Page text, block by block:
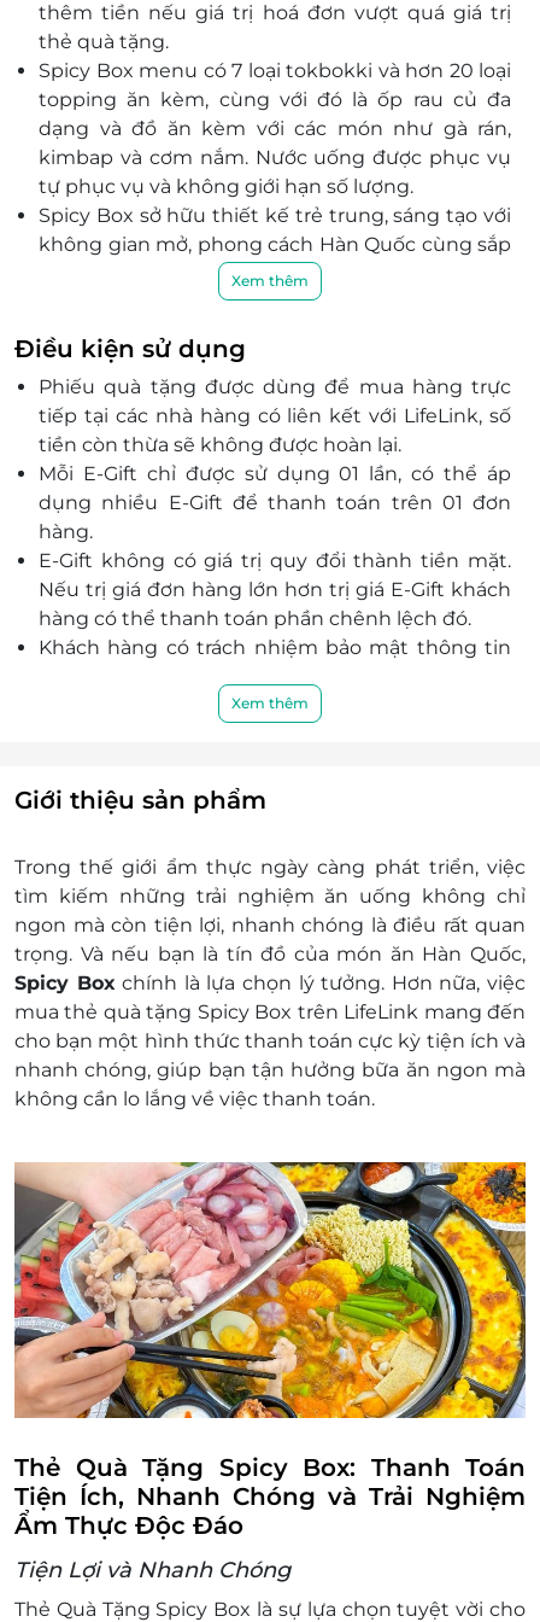
Đồng Tháp
L1-02 Lầu 1, Số 1 Đường Ngô Thời Nhậm, Phường Cao
Lãnh, Đồng Tháp
Hậu Giang
Lầu 3, TTTM Vincom Plaza Hậu Giang, 1 đường 3/2,
Phường 5, Vị Thanh, Hậu Giang
Hồ Chí Minh
L3-07 Tầng 3 TTTM DV - Siêu Thị, Số 385 Phan Huy
Tầng hầm B1, Khu cao ốc văn phòng - thương mại -
dịch vụ tại lô 5.5, số 8-10 đường Mai Chí Thọ, Phường
An Khánh, Hồ Chí Minh
Coopmart TTTM Thắng Lợi, 2 Trường Chinh, Tây
Thạnh, Quận Tân Phú, Hồ Chí Minh
36/3B Nguyễn Gia Trí, Phường 25, Quận Bình Thạnh,
Hồ Chí Minh
L4-05 Tầng 4, TTTM Parc Mall số 547 - 549 đường Tạ
Quang Bửu, Phường Chánh Hưng, Hồ Chí Minh
L4-13 Tầng L4 Tòa nhà Vincom Megamall Thảo Điền,
161 Đường Võ Nguyên Giáp, Phường An Khánh, Hồ
Chí Minh
Lầu B2 Saigon Centre, 65 Lê Lợi, P. Bến Nghé, Quận
Tầng hầm Vạn Hạnh Mall, 11 Sư Vạn Hạnh, P. 12, Quận
5F-52 Tầng 5 Crescent Mall, Số 101 Tôn Dật Tiên,
Phường Tân Phú, Quận 7, Hồ Chí Minh
L5-22 Lầu 5 GigaMall, 242 Phạm Văn Đồng, P. Hiệp
Bình Chánh, Quận Thủ Đức, Hồ Chí Minh
Đắk Lắk
GF-05 Tầng trệt Siêu thị Co.op Mart Buôn Mê Thuột
71 Nguyễn Tất Thành, P. Tân An, Thành phố Buôn Ma
Thuột, Đắk Lắk
Hà Nội
Phường Ô Chợ Dừa, Hà Nội
Quảng Trị
L3-05, TTTM Vincom Plaza Đồng Hới, đường Quách
Xuân Kỳ, Phường Đồng Hới, Quảng Trị
Quảng Ngãi
L4-05 Vincom Plaza, 26 Lê Thánh Tôn, Phường Nghĩa
Chánh, Quảng Ngãi
Cà Mau
L1-12 Sense City Cà Mau, 9 Trần Hưng Đạo, Phường 5,
Cà Mau
Nghệ An
Trung, Vinh, Nghệ An
thêm tiền nếu giá trị hoá đơn vượt quá giá trị
thẻ quà tặng.
Spicy Box menu có 7 loại tokbokki và hơn 20 loại
topping ăn kèm, cùng với đó là ốp rau củ đa
dạng và đồ ăn kèm với các món như gà rán,
kimbap và cơm nắm. Nước uống được phục vụ
tự phục vụ và không giới hạn số lượng.
Spicy Box sở hữu thiết kế trẻ trung, sáng tạo với
không gian mở, phong cách Hàn Quốc cùng sắp
đỏ làm chủ đạo tại vị trí trong các trung tâm
Nhà hàng Spicy Box buffet được các bạn trẻ
đánh giá cao về chất lượng món ăn, đặc biệt là
chất lượng phục vụ tốt và môi trường thân
thiện. Nhân viên phục vụ đều rất chuyên nghiệp
và nhiệt tình.
Xem thêm
Điều kiện sử dụng
Phiếu quà tặng được dùng để mua hàng trực
tiếp tại các nhà hàng có liên kết với LifeLink, số
tiền còn thừa sẽ không được hoàn lại.
Mỗi E-Gift chỉ được sử dụng 01 lần, có thể áp
dụng nhiều E-Gift để thanh toán trên 01 đơn
hàng.
E-Gift không có giá trị quy đổi thành tiền mặt.
Nếu trị giá đơn hàng lớn hơn trị giá E-Gift khách
hàng có thể thanh toán phần chênh lệch đó.
Khách hàng có trách nhiệm bảo mật thông tin
không chịu trách nhiệm hoàn trả các mã thẻ bị
LifeLink không chịu trách nhiệm đối với chất
lượng của sản phẩm hoặc dịch vụ được cung
khách hàng và nhà cung cấp.
LifeLink có quyền sửa chữa hoặc thay đổi điều
khoản và điều kiện sử dụng mà không thông
báo trước.
Địa điểm sử dụng:
https://docs.google.com/spreadsheets/d/
gid=28243330#gid=28243330
Xem thêm
Giới thiệu sản phẩm
Trong thế giới ẩm thực ngày càng phát triển, việc
tìm kiếm những trải nghiệm ăn uống không chỉ
ngon mà còn tiện lợi, nhanh chóng là điều rất quan
trọng. Và nếu bạn là tín đồ của món ăn Hàn Quốc,
Spicy Boxchính là lựa chọn lý tưởng. Hơn nữa, việc
mua thẻ quà tặng Spicy Box trên LifeLink mang đến
cho bạn một hình thức thanh toán cực kỳ tiện ích và
nhanh chóng, giúp bạn tận hưởng bữa ăn ngon mà
không cần lo lắng về việc thanh toán.
Thẻ Quà Tặng Spicy Box: Thanh Toán
Tiện Ích, Nhanh Chóng và Trải Nghiệm
Ẩm Thực Độc Đáo
Tiện Lợi và Nhanh Chóng
Thẻ Quà Tặng Spicy Box là sự lựa chọn tuyệt vời cho